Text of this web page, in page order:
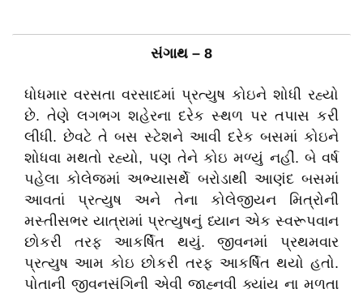
સંગાથ – 8
ધોધમાર વરસતા વરસાદમાં પ્રત્યુષ કોઇને શોધી રહ્યો
છે. તેણે લગભગ શહેરના દરેક સ્થળ પર તપાસ કરી
લીધી. છેવટે તે બસ સ્ટેશને આવી દરેક બસમાં કોઇને
શોધવા મથતો રહ્યો, પણ તેને કોઇ મળ્યું નહીં. બે વર્ષ
પહેલા કોલેજમાં અભ્યાસર્થે બરોડાથી આણંદ બસમાં
આવતાં પ્રત્યુષ અને તેના કોલેજીયન મિત્રોની
મસ્તીસભર યાત્રામાં પ્રત્યુષનું ધ્યાન એક સ્વરૂપવાન
છોકરી તરફ આકર્ષિત થયું. જીવનમાં પ્રથમવાર
પ્રત્યુષ આમ કોઇ છોકરી તરફ આકર્ષિત થયો હતો.
પોતાની જીવનસંગિની એવી જાહ્નવી ક્યાંય ના મળતા